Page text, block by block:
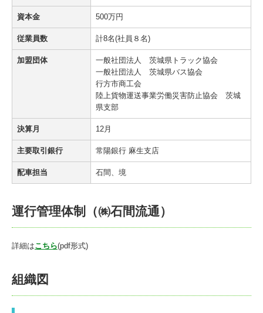
資本金 500万円
従業員数 計8名(社員８名)
加盟団体
一般社団法人 茨城県トラック協会
一般社団法人 茨城県バス協会
行方市商工会
陸上貨物運送事業労働災害防止協会 茨城
県支部
決算月 12月
主要取引銀行 常陽銀行 麻生支店
配車担当 石間、境
運行管理体制（㈱石間流通）
詳細はこちら(pdf形式)
組織図